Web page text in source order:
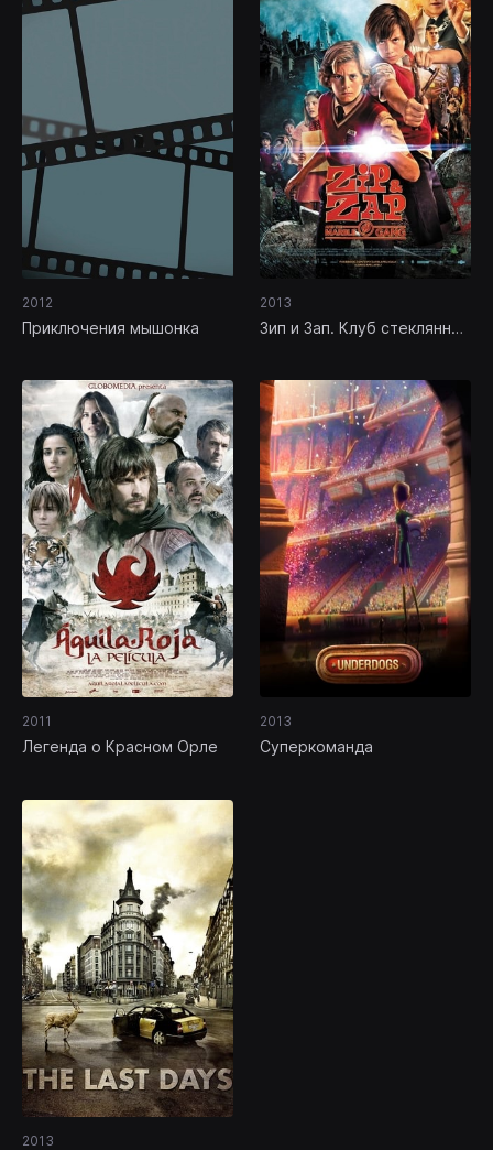
2012
Приключения мышонка
2013
Зип и Зап. Клуб стеклянных
2011
Легенда о Красном Орле
2013
Суперкоманда
2013